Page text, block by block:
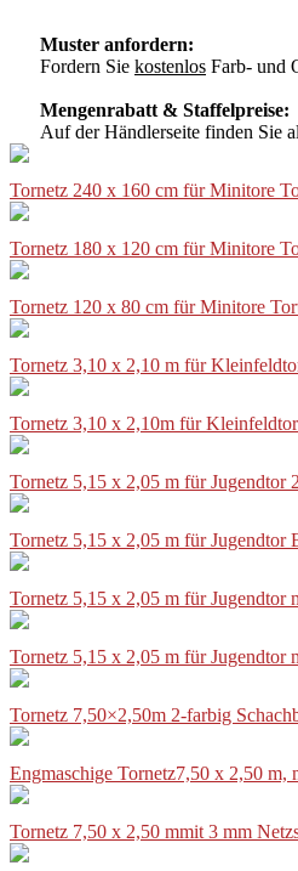
Muster anfordern:
Fordern Sie kostenlos Farb- und
Mengenrabatt & Staffelpreise:
Auf der Händlerseite finden Sie
Tornetz 240 x 160 cm für Minitore
Tornetz 180 x 120 cm für Minitore
Tornetz 120 x 80 cm für Minitore
Tornetz 3,10 x 2,10 m für
Tornetz 3,10 x 2,10m für
Tornetz 5,15 x 2,05 m für Jugendtor
Tornetz 5,15 x 2,05 m für Jugendtor
Tornetz 5,15 x 2,05 m für Jugendtor
Tornetz 5,15 x 2,05 m für Jugendtor
Tornetz 7,50×2,50m 2-farbig
Engmaschige Tornetz7,50 x 2,50 m,
Tornetz 7,50 x 2,50 mmit 3 mm